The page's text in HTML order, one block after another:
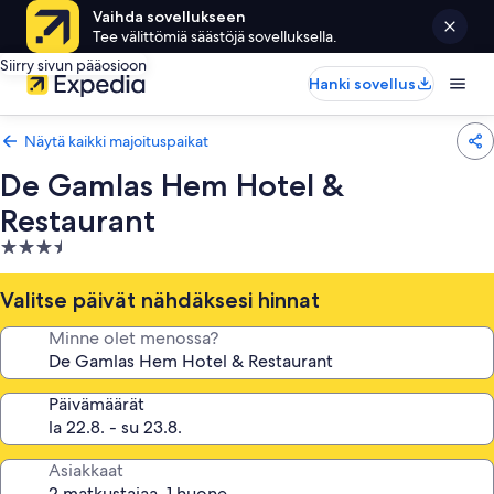
Vaihda sovellukseen
Tee välittömiä säästöjä sovelluksella.
Siirry sivun pääosioon
Hanki sovellus
Näytä kaikki majoituspaikat
De Gamlas Hem Hotel &
Restaurant
3.5
tähden
majoituspaikka
Valitse päivät nähdäksesi hinnat
Minne olet menossa?
Päivämäärät
Asiakkaat